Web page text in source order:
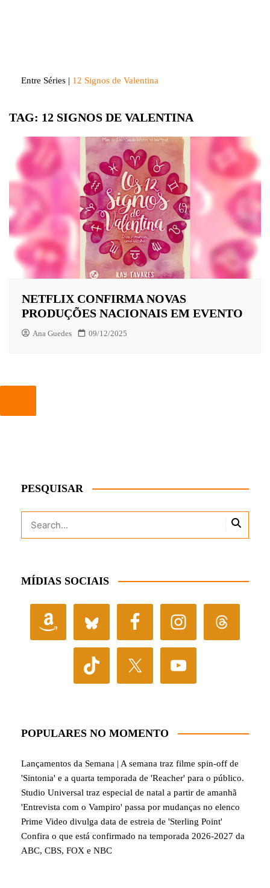
Entre Séries | 12 Signos de Valentina
TAG: 12 SIGNOS DE VALENTINA
NETFLIX CONFIRMA NOVAS
PRODUÇÕES NACIONAIS EM EVENTO
Ana Guedes 09/12/2025
PESQUISAR
MÍDIAS SOCIAIS
POPULARES NO MOMENTO
Lançamentos da Semana | A semana traz filme spin-off de
'Sintonia' e a quarta temporada de 'Reacher' para o público.
Studio Universal traz especial de natal a partir de amanhã
'Entrevista com o Vampiro' passa por mudanças no elenco
Prime Video divulga data de estreia de 'Sterling Point'
Confira o que está confirmado na temporada 2026-2027 da
ABC, CBS, FOX e NBC